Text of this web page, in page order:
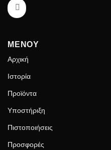
ΜΕΝΟΥ
Αρχική
Ιστορία
Προϊόντα
Υποστήριξη
Πιστοποιήσεις
Προσφορές